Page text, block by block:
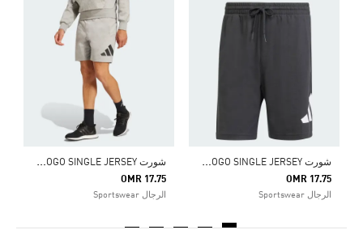
ش
ورت ESSENTIALS BIG LOGO SINGLE JERSEY
OMR 17.75
الرجال Sportswear
ش
ورت ESSENTIALS BIG LOGO SINGLE JERSEY
OMR 17.75
الرجال Sportswear